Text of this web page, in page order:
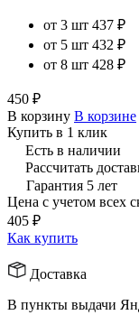
от 3 шт 437 ₽
от 5 шт 432 ₽
от 8 шт 428 ₽
450 ₽
В корзину В корзине
Купить в 1 клик
Есть в наличии
Рассчитать
Гарантия 5 лет
Цена с учетом всех
405 ₽
Как купить
Доставка
В пункты выдачи